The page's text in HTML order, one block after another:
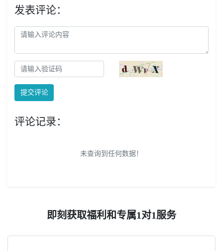
发表评论：
提交评论
评论记录：
未查询到任何数据！
即刻获取福利和专属1对1服务